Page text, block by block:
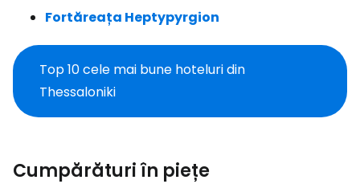
Fortăreața Heptypyrgion
Top 10 cele mai bune hoteluri din
Thessaloniki
Cumpărături în piețe